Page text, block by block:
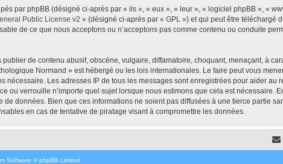
par phpBB (désigné ci-après par « ils », « eux », « leur », « logiciel phpBB », «
Public License v2 » (désigné ci-après par « GPL ») et qui peut être téléchargé
de ce que nous acceptons ou n’acceptons pas comme contenu ou conduite
publier de contenu abusif, obscène, vulgaire, diffamatoire, choquant, menaçant, à
Normand » est hébergé ou les lois internationales. Le faire peut vous
nécessaire. Les adresses IP de tous les messages sont enregistrées pour aider
ou verrouille n’importe quel sujet lorsque nous estimons que cela est nécessaire.
de données. Bien que ces informations ne soient pas diffusées à une tierce partie
en cas de tentative de piratage visant à compromettre les données.
Software © phpBB Limited